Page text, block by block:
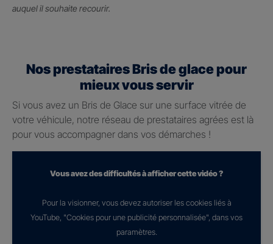
auquel il souhaite recourir.
Nos prestataires Bris de glace pour
mieux vous servir
Si vous avez un Bris de Glace sur une surface vitrée de
votre véhicule, notre réseau de prestataires agrées est là
pour vous accompagner dans vos démarches !
Vous avez des difficultés à afficher cette vidéo ?
Pour la visionner, vous devez autoriser les cookies liés à
YouTube, "Cookies pour une publicité personnalisée", dans vos
paramètres.